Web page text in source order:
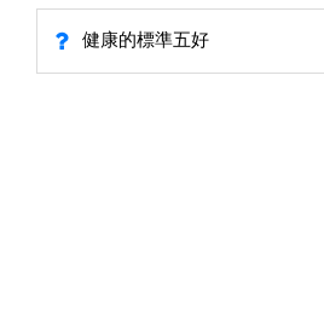
健康的標準五好